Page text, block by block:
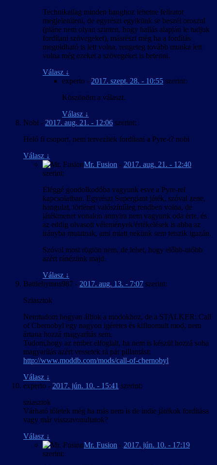
Technikailag minden hanghoz lehetne feliratot
megjeleníteni, de egyrészt egyikünk se beszél oroszul
(pláne nem olyan szinten, hogy hallás alapján le tudjuk
fordítani szövegeket), másrészt még ha a fordítás
megoldható is lett volna, rengeteg tovább munka lett
volna még ezeket a szövegeket is betenni.
Válasz ↓
experto - 2017. szept. 28. - 10:55 szerint:
Köszönöm a választ.
Válasz ↓
Nobi - 2017. aug. 21. - 12:06 szerint:
Heló fi csoport, nem tervezitek fordítani a Pyre-t? nobi
Válasz ↓
Mr. Fusion - 2017. aug. 21. - 12:40
szerint:
Eléggé gondolkodóba vagyunk esve a Pyre-rel
kapcsolatban. Egyrészt Supergiant játék, szóval zene,
hangulat, történet valószínűleg rendben volna, de
játékmenet vonalon annyira nem vagyunk oda érte, és
az eddig olvasott vélemények/értékelések is abba az
irányba mutatnak, ami miatt nekünk sem tetszik igazán.
Szóval most rögtön nem, de lehet, hogy előbb-utóbb
azért ránézünk majd.
Válasz ↓
Battlehymns987 - 2017. aug. 13. - 7:07 szerint:
Sziasztok
Nemtudom hogyan álltok a modokhoz, de a STALKER: Call
of Chernobyl egy nagyon igéretes és kifinomult mod, nem
ártana hozzá magyarítás sem.
Tudom,hogy az ember elfoglalt, ha nem is készül hozzá soha
magyarítás azért vessetek rá pár pillantást:
http://www.moddb.com/mods/call-of-chernobyl
Válasz ↓
experto - 2017. jún. 10. - 15:41 szerint:
sziasztok
Várható tőletek még ha más nem is de indie játékok fordítása
vagy már visszavonultatok?
Válasz ↓
Mr. Fusion - 2017. jún. 10. - 17:19
szerint: